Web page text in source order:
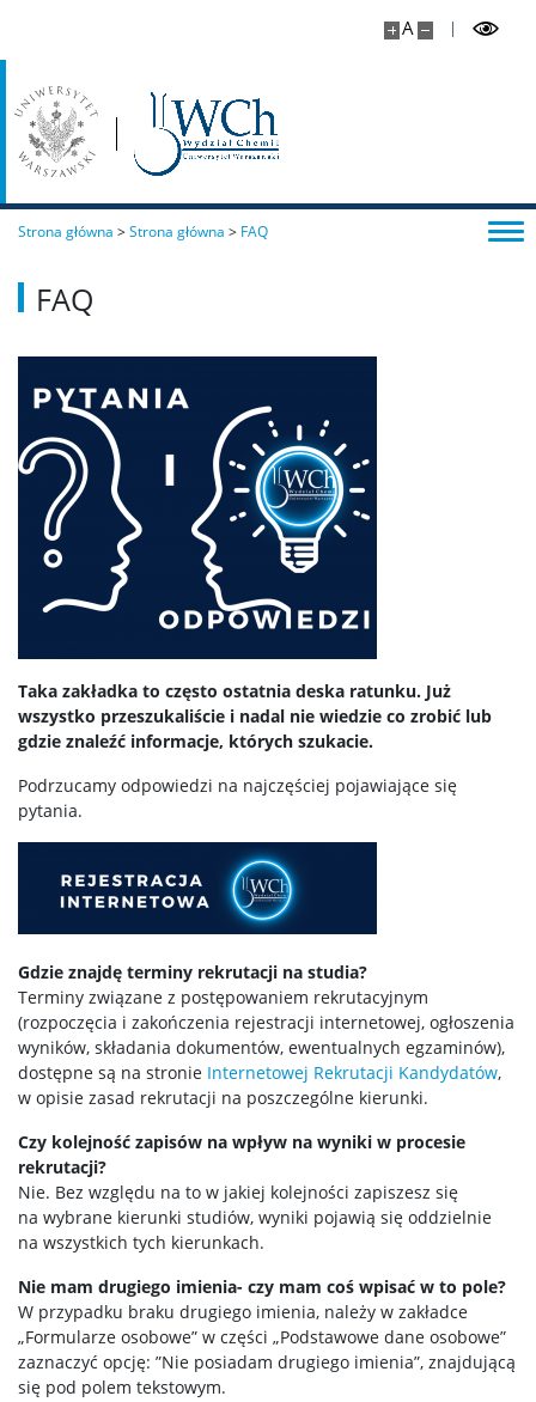
A
Strona główna >Strona główna > FAQ
FAQ
Taka zakładka to często ostatnia deska ratunku. Już
wszystko przeszukaliście i nadal nie wiedzie co zrobić lub
gdzie znaleźć informacje, których szukacie.
Podrzucamy odpowiedzi na najczęściej pojawiające się
pytania.
Gdzie znajdę terminy rekrutacji na studia?
Terminy związane z postępowaniem rekrutacyjnym
(rozpoczęcia i zakończenia rejestracji internetowej, ogłoszenia
wyników, składania dokumentów, ewentualnych egzaminów),
dostępne są na stronie Internetowej Rekrutacji Kandydatów,
w opisie zasad rekrutacji na poszczególne kierunki.
Czy kolejność zapisów na wpływ na wyniki w procesie
rekrutacji?
Nie. Bez względu na to w jakiej kolejności zapiszesz się
na wybrane kierunki studiów, wyniki pojawią się oddzielnie
na wszystkich tych kierunkach.
Nie mam drugiego imienia- czy mam coś wpisać w to pole?
W przypadku braku drugiego imienia, należy w zakładce
„Formularze osobowe” w części „Podstawowe dane osobowe”
zaznaczyć opcję: ”Nie posiadam drugiego imienia”, znajdującą
się pod polem tekstowym.